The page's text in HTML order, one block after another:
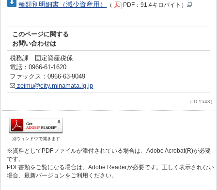
種類別明細書（減少資産用） （ PDF：91.4キロバイト）
このページに関する
お問い合わせは
税務課 固定資産税係
電話：0966-61-1620
ファックス：0966-63-9049
zeimu@city.minamata.lg.jp
（ID:1543）
別ウィンドウで開きます
※資料としてPDFファイルが添付されている場合は、Adobe Acrobat(R)が必要
です。
PDF書類をご覧になる場合は、Adobe Readerが必要です。正しく表示されない
場合、最新バージョンをご利用ください。